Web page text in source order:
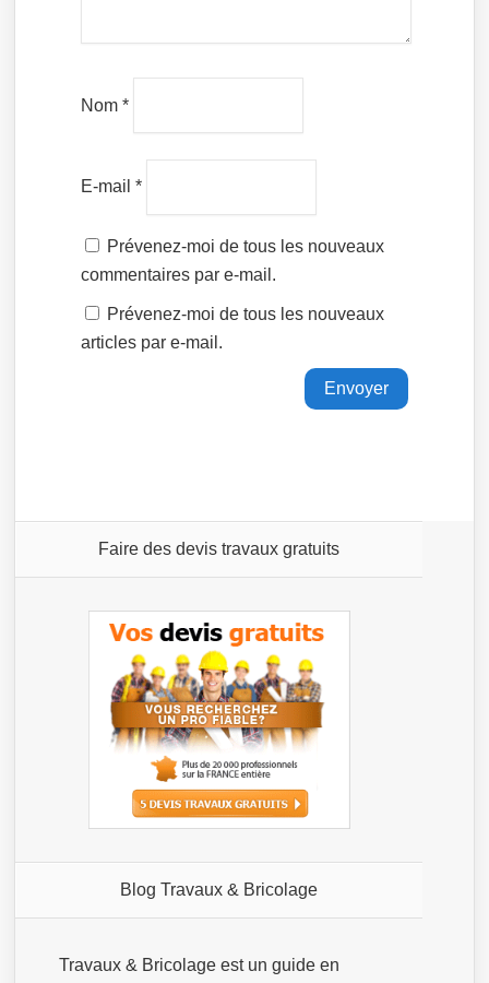
Nom*
E-mail*
Prévenez-moi de tous les nouveaux
commentaires par e-mail.
Prévenez-moi de tous les nouveaux
articles par e-mail.
Faire des devis travaux gratuits
Blog Travaux & Bricolage
Travaux & Bricolage est un guide en